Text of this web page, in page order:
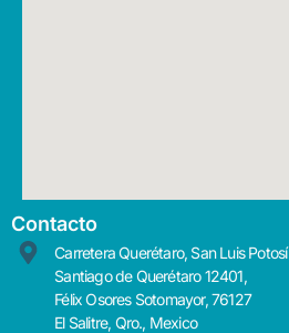
Contacto
Carretera Querétaro, San Luis Potosí
Santiago de Querétaro 12401,
Félix Osores Sotomayor, 76127
El Salitre, Qro., Mexico